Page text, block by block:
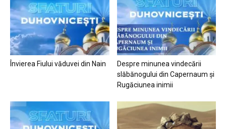
Învierea Fiului văduvei din Nain
Despre minunea vindecării
slăbănogului din Capernaum și
Rugăciunea inimii